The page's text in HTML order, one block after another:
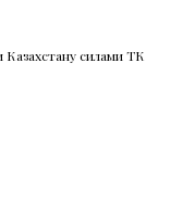
Казахстану силами ТК